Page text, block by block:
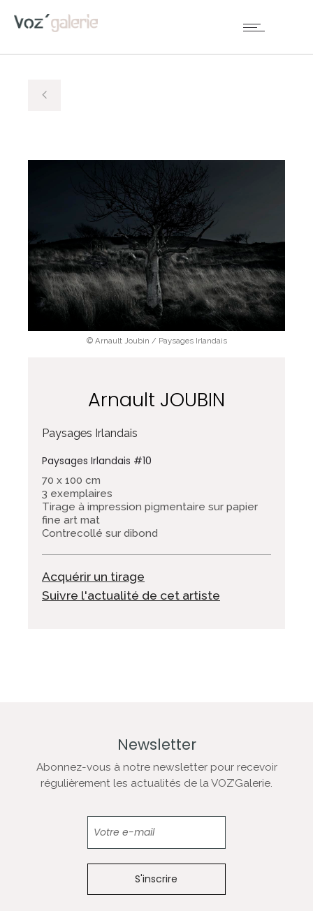
© Arnault Joubin / Paysages Irlandais
Arnault JOUBIN
Paysages Irlandais
Paysages Irlandais #10
70 x 100 cm
3 exemplaires
Tirage à impression pigmentaire sur papier
fine art mat
Contrecollé sur dibond
Acquérir un tirage
Suivre l'actualité de cet artiste
Newsletter
Abonnez-vous à notre newsletter pour recevoir
régulièrement les actualités de la VOZ’Galerie.